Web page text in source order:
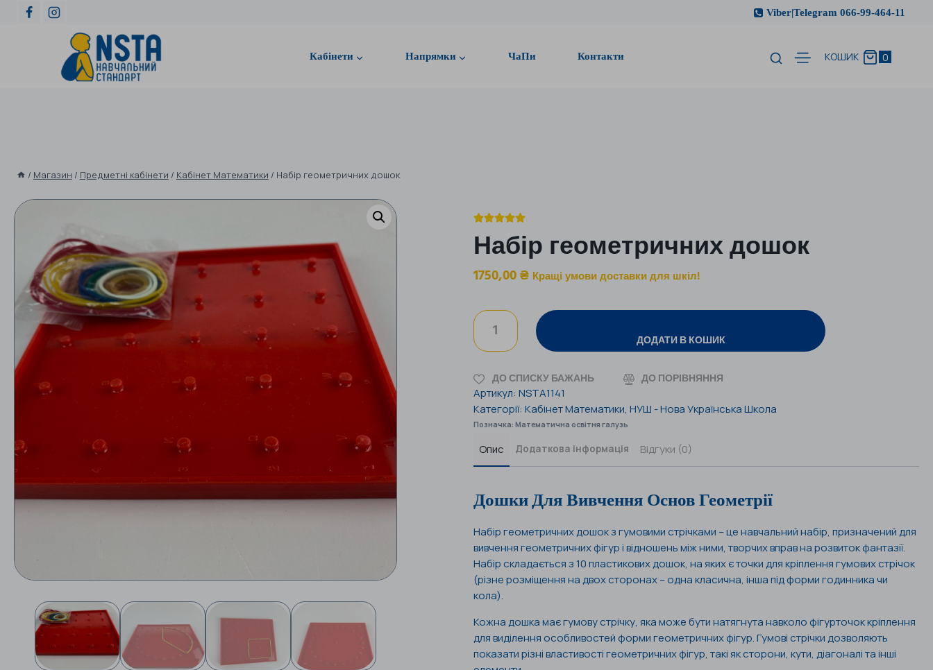
Viber|Telegram 066-99-464-11
Кабінети Напрямки ЧаПи Контакти КОШИК 0
/ Магазин / Предметні кабінети / Кабінет Математики / Набір геометричних дошок

Набір геометричних дошок
1750,00₴ Кращі умови доставки для шкіл!
ДОДАТИ В КОШИК
ДО СПИСКУ БАЖАНЬ ДО ПОРІВНЯННЯ
Артикул: NSTA1141
Категорії: Кабінет Математики, НУШ - Нова Українська Школа
Позначка: Математична освітня галузь
Опис Додаткова інформація Відгуки (0)
Дошки Для Вивчення Основ Геометрії
Набір геометричних дошок з гумовими стрічками – це навчальний набір, призначений для
вивчення геометричних фігур і відношень між ними, творчих вправ на розвиток фантазії.
Набір складається з 10 пластикових дошок, на яких є точки для кріплення гумових стрічок
(різне розміщення на двох сторонах – одна класична, інша під форми годинника чи
кола).
Кожна дошка має гумову стрічку, яка може бути натягнута навколо фігурточок кріплення
для виділення особливостей форми геометричних фігур. Гумові стрічки дозволяють
показати різні властивості геометричних фігур, такі як сторони, кути, діагоналі та інші